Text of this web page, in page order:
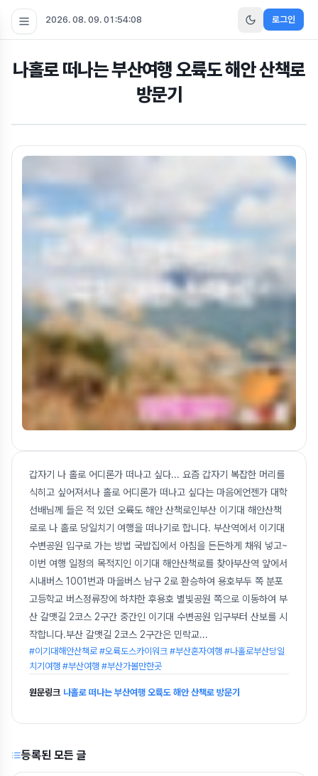
2026. 08. 09. 01:54:09 로그인
나홀로 떠나는 부산여행 오륙도 해안 산책로
방문기
갑자기 나 홀로 어디론가 떠나고 싶다... 요즘 갑자기 복잡한 머리를
식히고 싶어져서나 홀로 어디론가 떠나고 싶다는 마음에언젠가 대학
선배님께 들은 적 있던 오륙도 해안 산책로인부산 이기대 해안산책
로로 나 홀로 당일치기 여행을 떠나기로 합니다. 부산역에서 이기대
수변공원 입구로 가는 방법 국밥집에서 아침을 든든하게 채워 넣고~
이번 여행 일정의 목적지인 이기대 해안산책로를 찾아부산역 앞에서
시내버스 1001번과 마을버스 남구 2로 환승하여 용호부두 쪽 분포
고등학교 버스정류장에 하차한 후용호 별빛공원 쪽으로 이동하여 부
산 갈맷길 2코스 2구간 중간인 이기대 수변공원 입구부터 산보를 시
작합니다.부산 갈맷길 2코스 2구간은 민락교...
#이기대해안산책로 #오륙도스카이워크 #부산혼자여행 #나홀로부산당일
치기여행 #부산여행 #부산가볼만한곳
원문링크 나홀로 떠나는 부산여행 오륙도 해안 산책로 방문기
등록된 모든 글